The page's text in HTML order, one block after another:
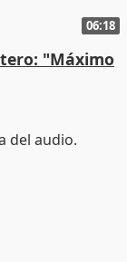
06:18
"Máximo